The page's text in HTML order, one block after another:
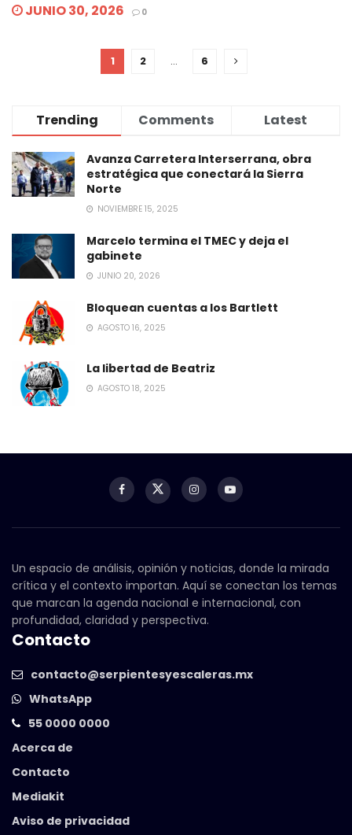
JUNIO 30, 2026 0
1 2 … 6
Trending Comments Latest
Avanza Carretera Interserrana, obra
estratégica que conectará la Sierra
Norte
NOVIEMBRE 15, 2025
Marcelo termina el TMEC y deja el
gabinete
JUNIO 20, 2026
Bloquean cuentas a los Bartlett
AGOSTO 16, 2025
La libertad de Beatriz
AGOSTO 18, 2025
Un espacio de análisis, opinión y noticias, donde la mirada
crítica y el contexto importan. Aquí se conectan los temas
que marcan la agenda nacional e internacional, con
profundidad, claridad y perspectiva.
Contacto
contacto@serpientesyescaleras.mx
WhatsApp
55 0000 0000
Acerca de
Contacto
Mediakit
Aviso de privacidad